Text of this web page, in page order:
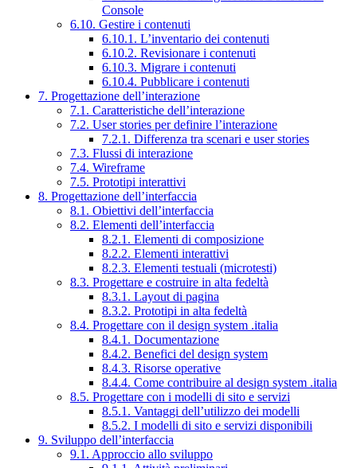
Console
6.10. Gestire i contenuti
6.10.1. L’inventario dei contenuti
6.10.2. Revisionare i contenuti
6.10.3. Migrare i contenuti
6.10.4. Pubblicare i contenuti
7. Progettazione dell’interazione
7.1. Caratteristiche dell’interazione
7.2. User stories per definire l’interazione
7.2.1. Differenza tra scenari e user stories
7.3. Flussi di interazione
7.4. Wireframe
7.5. Prototipi interattivi
8. Progettazione dell’interfaccia
8.1. Obiettivi dell’interfaccia
8.2. Elementi dell’interfaccia
8.2.1. Elementi di composizione
8.2.2. Elementi interattivi
8.2.3. Elementi testuali (microtesti)
8.3. Progettare e costruire in alta fedeltà
8.3.1. Layout di pagina
8.3.2. Prototipi in alta fedeltà
8.4. Progettare con il design system .italia
8.4.1. Documentazione
8.4.2. Benefici del design system
8.4.3. Risorse operative
8.4.4. Come contribuire al design system .italia
8.5. Progettare con i modelli di sito e servizi
8.5.1. Vantaggi dell’utilizzo dei modelli
8.5.2. I modelli di sito e servizi disponibili
9. Sviluppo dell’interfaccia
9.1. Approccio allo sviluppo